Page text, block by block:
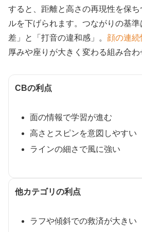
すると、距離と高さの再現性を保
ルを下げられます。つながりの基
差」と「打音の違和感」。 顔の連続
厚みや座りが大きく変わる組み合わ
CBの利点
面の情報で学習が進む
高さとスピンを意図しやすい
ラインの細さで風に強い
他カテゴリの利点
ラフや傾斜での救済が大きい